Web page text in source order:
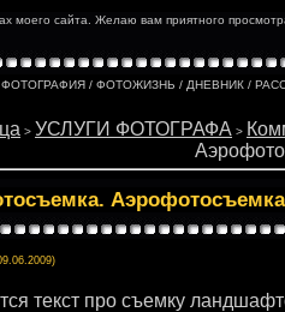
моего сайта. Желаю вам приятного
ФОТОГРАФИЯ / ФОТОЖИЗНЬ / ДНЕВНИК /
> УСЛУГИ ФОТОГРАФА >
текст про съемку